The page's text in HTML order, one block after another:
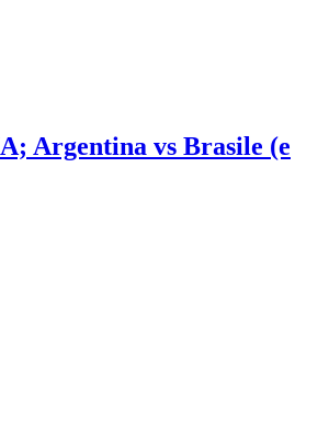
Argentina vs Brasile (e